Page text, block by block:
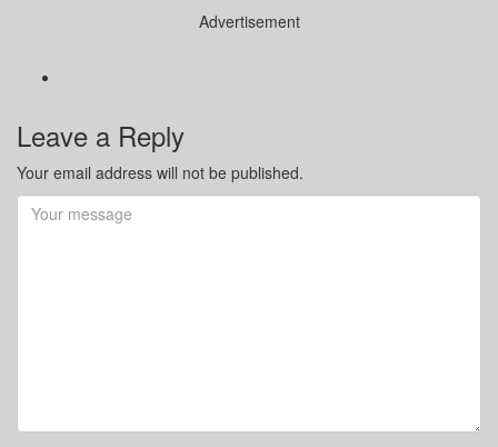
Advertisement
Leave a Reply
Your email address will not be published.